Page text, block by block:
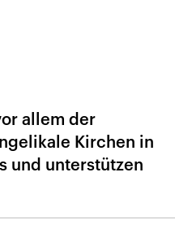
allem der
Kirchen in
und unterstützen